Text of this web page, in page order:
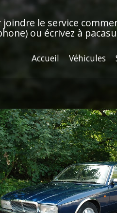
joindre le service
ou écrivez à
Accueil Véhicules